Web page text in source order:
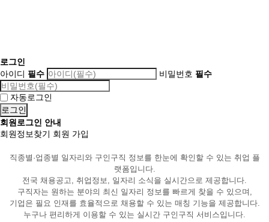
로그인
아이디 필수 비밀번호 필수
자동로그인
회원로그인 안내
회원정보찾기 회원 가입
직종별·업종별 일자리와 구인구직 정보를 한눈에 확인할 수 있는 취업 플
랫폼입니다.
전국 채용공고, 취업정보, 일자리 소식을 실시간으로 제공합니다.
구직자는 원하는 분야의 최신 일자리 정보를 빠르게 찾을 수 있으며,
기업은 필요 인재를 효율적으로 채용할 수 있는 매칭 기능을 제공합니다.
누구나 편리하게 이용할 수 있는 실시간 구인구직 서비스입니다.